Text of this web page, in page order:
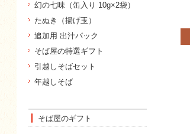
幻の七味（缶入り 10g×2袋）
たぬき（揚げ玉）
追加用 出汁パック
そば屋の特選ギフト
引越しそばセット
年越しそば
そば屋のギフト